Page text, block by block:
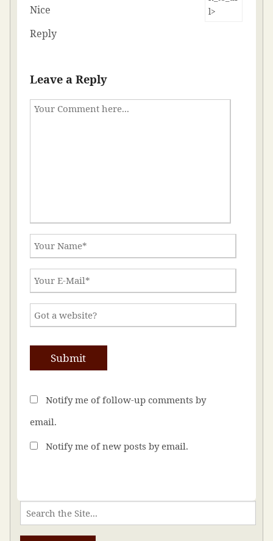
Nice
Reply
Leave a Reply
Notify me of follow-up comments by
email.
Notify me of new posts by email.